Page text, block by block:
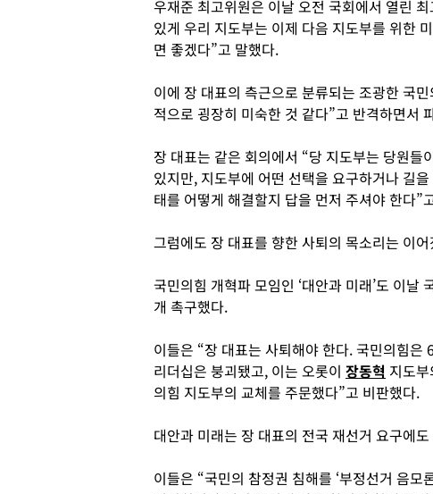
우재준 최고위원은 이날 오전 국회에서 열린
있게 우리 지도부는 이제 다음 지도부를 위한
면 좋겠다”고 말했다.
이에 장 대표의 측근으로 분류되는 조광한 국
적으로 굉장히 미숙한 것 같다”고 반격하면서
장 대표는 같은 회의에서 “당 지도부는 당원들
있지만, 지도부에 어떤 선택을 요구하거나 길
태를 어떻게 해결할지 답을 먼저 주셔야 한다”
그럼에도 장 대표를 향한 사퇴의 목소리는 이
국민의힘 개혁파 모임인 ‘대안과 미래’도 이날
개 촉구했다.
이들은 “장 대표는 사퇴해야 한다. 국민의힘은
리더십은 붕괴됐고, 이는 오롯이 장동혁 지도
의힘 지도부의 교체를 주문했다”고 비판했다.
대안과 미래는 장 대표의 전국 재선거 요구에
이들은 “국민의 참정권 침해를 ‘부정선거 음모